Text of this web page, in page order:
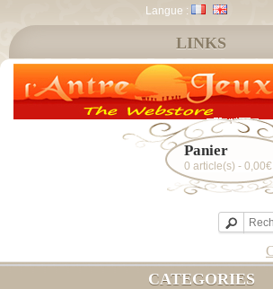
Langue :
Panier
0 article(s) - 0,00€
LINKS
CATEGORIES